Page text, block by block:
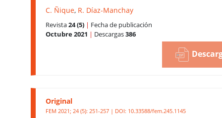
C. Ñique, R. Díaz-Manchay
Revista24 (5) | Fecha de publicación
Octubre 2021 | Descargas386
Original
FEM 2021; 24 (5): 251-257 | DOI: 10.33588/fem.245.1145